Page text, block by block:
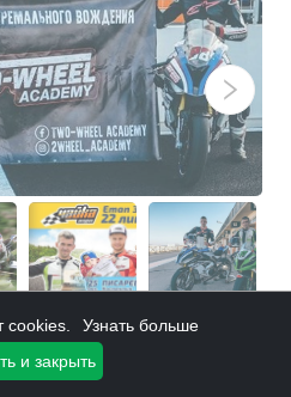
cookies.
Узнать больше
и закрыть